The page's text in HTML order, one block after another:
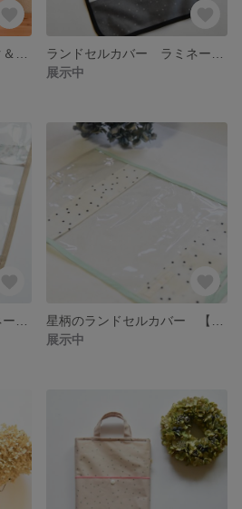
展示中
展示中